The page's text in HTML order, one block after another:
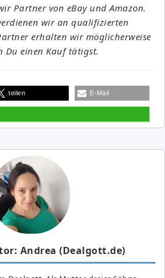
Partner von eBay und Amazon.
wir an qualifizierten
erhalten wir möglicherweise
Du einen Kauf tätigst.
teilen E-Mail
Andrea (Dealgott.de)